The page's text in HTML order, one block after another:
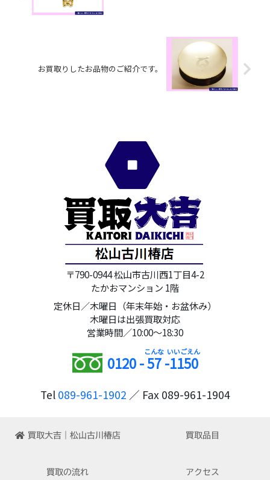
お買取りしたお品物のご紹介です。
〒790-0944 松山市古川西1丁目4-2
たかおマンション 1階
定休日／木曜日（年末年始・お盆休み）
木曜日は出張買取対応
営業時間／10:00～18:30
0120 -57-1150
Tel 089-961-1902 ／ Fax 089-961-1904
買取大吉｜松山古川椿店 買取品目
買取の流れ アクセス